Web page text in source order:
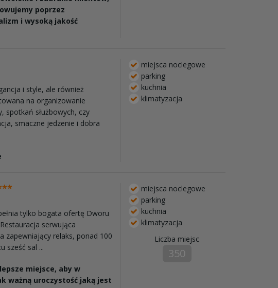
poprzez
i wysoką jakość
i style, ale również
na organizowanie
spotkań służbowych, czy
smaczne jedzenie i dobra
miejsca noclegowe
parking
kuchnia
klimatyzacja
tylko bogata ofertę Dworu
serwująca
zapewniający relaks, ponad 100
sześć sal ...
miejsce, aby w
ważną uroczystość jaką jest
miejsca noclegowe
parking
kuchnia
klimatyzacja
Liczba miejsc
350